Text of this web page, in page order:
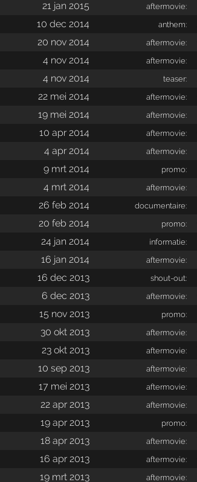
21 jan 2015
aftermovie:
10 dec 2014
anthem:
20 nov 2014
aftermovie:
4 nov 2014
aftermovie:
4 nov 2014
teaser:
22 mei 2014
aftermovie:
19 mei 2014
aftermovie:
10 apr 2014
aftermovie:
4 apr 2014
aftermovie:
9 mrt 2014
promo:
4 mrt 2014
aftermovie:
26 feb 2014
documentaire:
20 feb 2014
promo:
24 jan 2014
informatie:
16 jan 2014
aftermovie:
16 dec 2013
shout-out:
6 dec 2013
aftermovie:
15 nov 2013
promo:
30 okt 2013
aftermovie:
23 okt 2013
aftermovie:
10 sep 2013
aftermovie:
17 mei 2013
aftermovie:
22 apr 2013
aftermovie:
19 apr 2013
promo:
18 apr 2013
aftermovie:
16 apr 2013
aftermovie:
19 mrt 2013
aftermovie: